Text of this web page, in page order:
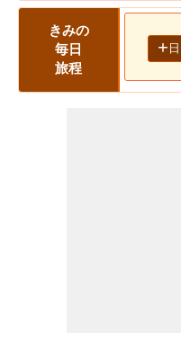
きみの
毎日
旅程
+